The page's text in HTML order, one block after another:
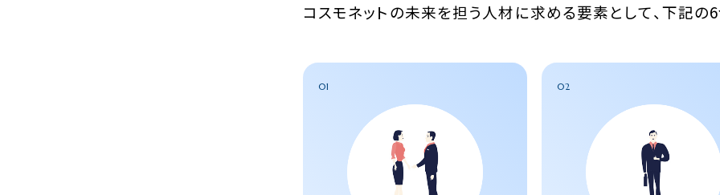
コスモネットの未来を担う人材に求める要素として、下記の
01 02